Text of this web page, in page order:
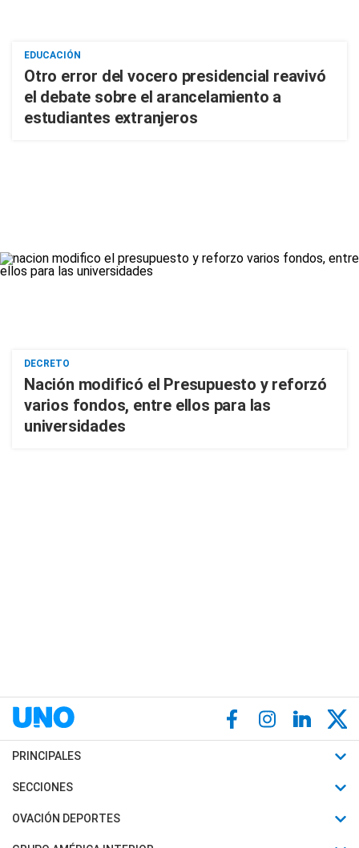
EDUCACIÓN
Otro error del vocero presidencial reavivó
el debate sobre el arancelamiento a
estudiantes extranjeros
DECRETO
Nación modificó el Presupuesto y reforzó
varios fondos, entre ellos para las
universidades
PRINCIPALES
Últimas Noticias
Política
SECCIONES
Horóscopo
Motores
OVACIÓN DEPORTES